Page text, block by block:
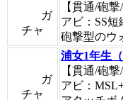
ガ
チャ
【貫通/砲撃
アビ：SS短
砲撃型のウ
ガ
チャ
浦女1年生（
【貫通/砲撃
アビ：